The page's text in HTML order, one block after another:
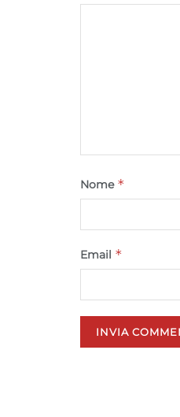
Nome *
Email *